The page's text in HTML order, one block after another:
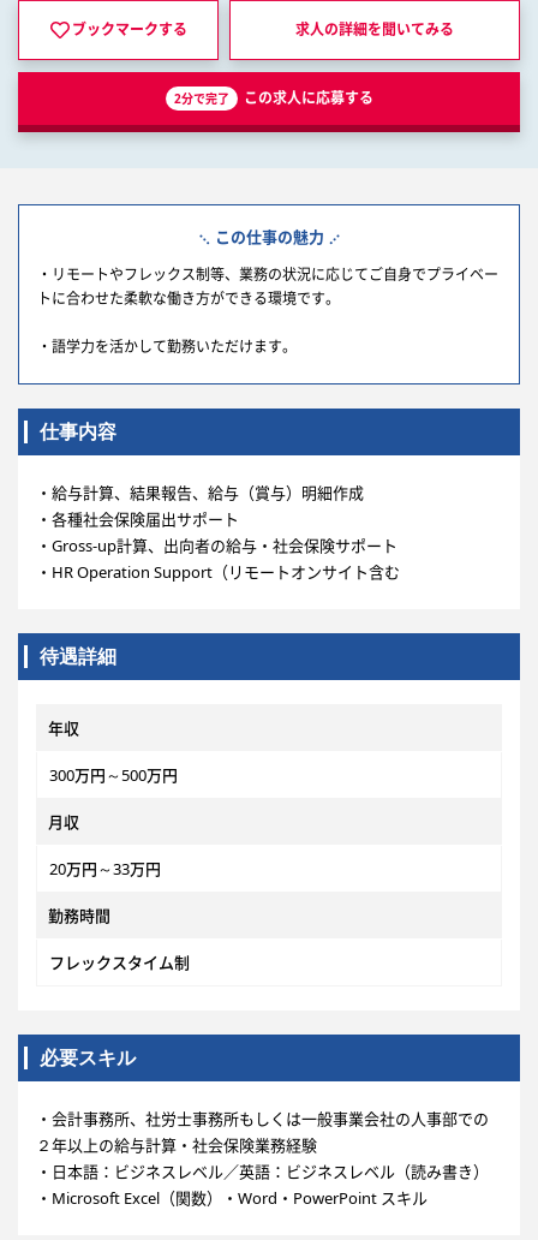
ブックマークする 求人の詳細を聞いてみる
2分で完了 この求人に応募する
この仕事の魅力
・リモートやフレックス制等、業務の状況に応じてご自身でプライベー
トに合わせた柔軟な働き方ができる環境です。
・語学力を活かして勤務いただけます。
仕事内容
・給与計算、結果報告、給与（賞与）明細作成
・各種社会保険届出サポート
・Gross-up計算、出向者の給与・社会保険サポート
・HR Operation Support（リモートオンサイト含む
待遇詳細
年収
300万円～500万円
月収
20万円～33万円
勤務時間
フレックスタイム制
必要スキル
・会計事務所、社労士事務所もしくは一般事業会社の人事部での
２年以上の給与計算・社会保険業務経験
・日本語：ビジネスレベル／英語：ビジネスレベル（読み書き）
・Microsoft Excel（関数）・Word・PowerPoint スキル